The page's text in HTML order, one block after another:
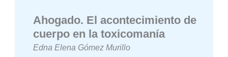
Ahogado. El acontecimiento de
cuerpo en la toxicomanía
Edna Elena Gómez Murillo